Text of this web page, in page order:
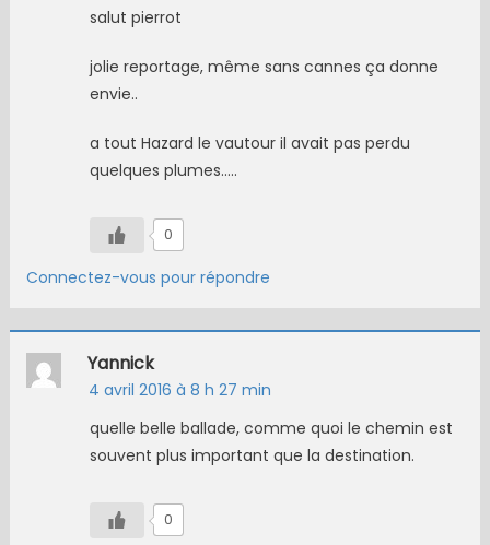
salut pierrot
jolie reportage, même sans cannes ça donne
envie..
a tout Hazard le vautour il avait pas perdu
quelques plumes…..
0
Connectez-vous pour répondre
Yannick
4 avril 2016 à 8 h 27 min
quelle belle ballade, comme quoi le chemin est
souvent plus important que la destination.
0